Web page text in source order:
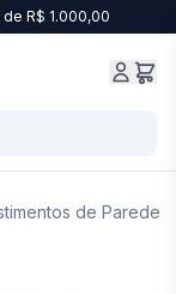
R$ 1.000,00
de Parede